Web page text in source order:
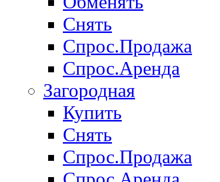
Снять
Спрос.Продажа
Спрос.Аренда
Загородная
Купить
Снять
Спрос.Продажа